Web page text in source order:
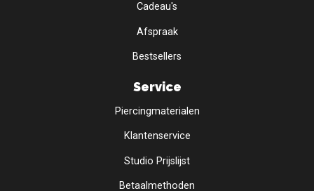
Cadeau's
Afspraak
Bestsellers
Service
Piercingmaterialen
Klantenservice
Studio Prijslijst
Betaalmethoden